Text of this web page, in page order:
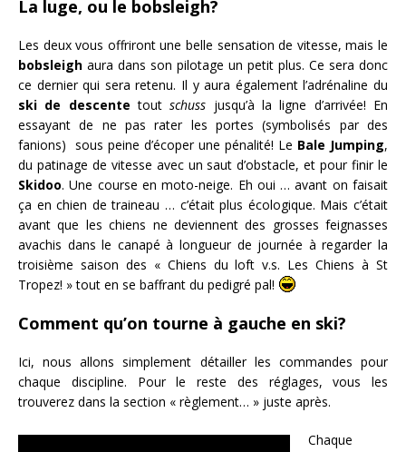
La luge, ou le bobsleigh?
Les deux vous offriront une belle sensation de vitesse, mais le
bobsleigh aura dans son pilotage un petit plus. Ce sera donc
ce dernier qui sera retenu. Il y aura également l’adrénaline du
ski de descente toutschuss jusqu’à la ligne d’arrivée! En
essayant de ne pas rater les portes (symbolisés par des
fanions) sous peine d’écoper une pénalité! Le Bale Jumping,
du patinage de vitesse avec un saut d’obstacle, et pour finir le
Skidoo. Une course en moto-neige. Eh oui … avant on faisait
ça en chien de traineau … c’était plus écologique. Mais c’était
avant que les chiens ne deviennent des grosses feignasses
avachis dans le canapé à longueur de journée à regarder la
troisième saison des « Chiens du loft v.s. Les Chiens à St
Tropez! » tout en se baffrant du pedigré pal!
Comment qu’on tourne à gauche en ski?
Ici, nous allons simplement détailler les commandes pour
chaque discipline. Pour le reste des réglages, vous les
trouverez dans la section « règlement… » juste après.
Chaque